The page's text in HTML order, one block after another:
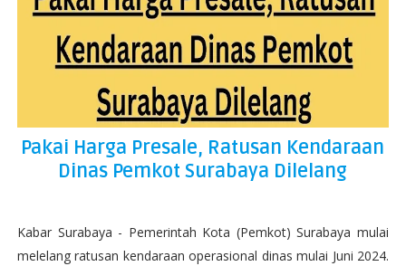
Pakai Harga Presale, Ratusan Kendaraan
Dinas Pemkot Surabaya Dilelang
Kabar Surabaya - Pemerintah Kota (Pemkot) Surabaya mulai
melelang ratusan kendaraan operasional dinas mulai Juni 2024.